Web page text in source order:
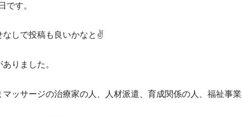
です。
なしで投稿も良いかなと✌️
りました。
マッサージの治療家の人、人材派遣、育成関係の人、福祉事